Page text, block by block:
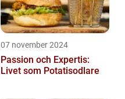
07 november 2024
Passion och Expertis:
Livet som Potatisodlare